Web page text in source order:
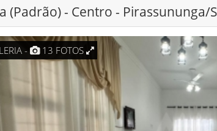
(Padrão) - Centro - Pirassununga/
- 13 FOTOS